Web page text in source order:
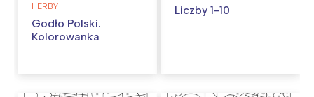
HERBY
Godło Polski.
Kolorowanka
Liczby 1-10